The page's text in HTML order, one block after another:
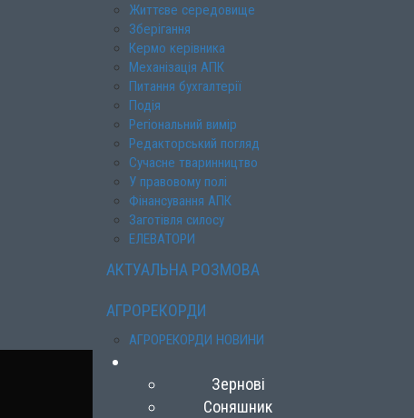
Життєве середовище
Зберігання
Кермо керівника
Механізація АПК
Питання бухгалтерії
Подія
Регіональний вимір
Редакторський погляд
Сучасне тваринництво
У правовому полі
Фінансування АПК
Заготівля силосу
ЕЛЕВАТОРИ
АКТУАЛЬНА РОЗМОВА
АГРОРЕКОРДИ
АГРОРЕКОРДИ НОВИНИ
Зернові
Соняшник